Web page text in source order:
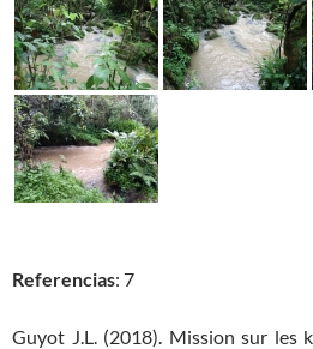
Referencias: 7
Guyot J.L. (2018). Mission sur les